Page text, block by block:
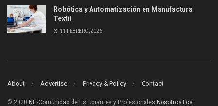
Robótica y Automatización en Manufactura
Textil
11 FEBRERO, 2026
About Advertise Privacy & Policy Contact
© 2020 NLI-Comunidad de Estudiantes y Profesionales Nosotros Los